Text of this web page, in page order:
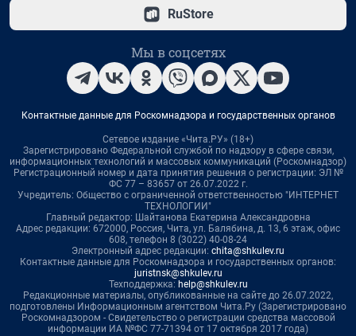
RuStore
Мы в соцсетях
Контактные данные для Роскомнадзора и государственных органов
Сетевое издание «Чита.РУ» (18+)
Зарегистрировано Федеральной службой по надзору в сфере связи,
информационных технологий и массовых коммуникаций (Роскомнадзор)
Регистрационный номер и дата принятия решения о регистрации: ЭЛ №
ФС 77 – 83657 от 26.07.2022 г.
Учредитель: Общество с ограниченной ответственностью "ИНТЕРНЕТ
ТЕХНОЛОГИИ"
Главный редактор: Шайтанова Екатерина Александровна
Адрес редакции: 672000, Россия, Чита, ул. Балябина, д. 13, 6 этаж, офис
608, телефон 8 (3022) 40-08-24
Электронный адрес редакции: chita@shkulev.ru
Контактные данные для Роскомнадзора и государственных органов:
juristnsk@shkulev.ru
Техподдержка: help@shkulev.ru
Редакционные материалы, опубликованные на сайте до 26.07.2022,
подготовлены Информационным агентством Чита.Ру (Зарегистрировано
Роскомнадзором - Свидетельство о регистрации средства массовой
информации ИА №ФС 77-71394 от 17 октября 2017 года)